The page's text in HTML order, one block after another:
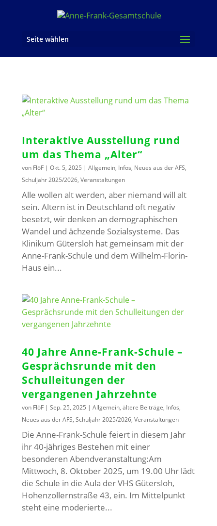
Seite wählen
Interaktive Ausstellung rund
um das Thema „Alter“
von FlöF| Okt. 5, 2025 | Allgemein, Infos, Neues aus der AFS,
Schuljahr 2025/2026, Veranstaltungen
Alle wollen alt werden, aber niemand will alt
sein. Altern ist in Deutschland oft negativ
besetzt, wir denken an demographischen
Wandel und ächzende Sozialsysteme. Das
Klinikum Gütersloh hat gemeinsam mit der
Anne-Frank-Schule und dem Wilhelm-Florin-
Haus ein...
40 Jahre Anne-Frank-Schule –
Gesprächsrunde mit den
Schulleitungen der
vergangenen Jahrzehnte
von FlöF| Sep. 25, 2025 | Allgemein, ältere Beiträge, Infos,
Neues aus der AFS, Schuljahr 2025/2026, Veranstaltungen
Die Anne-Frank-Schule feiert in diesem Jahr
ihr 40-jähriges Bestehen mit einer
besonderen Abendveranstaltung:Am
Mittwoch, 8. Oktober 2025, um 19.00 Uhr lädt
die Schule in die Aula der VHS Gütersloh,
Hohenzollernstraße 43, ein. Im Mittelpunkt
steht eine moderierte...